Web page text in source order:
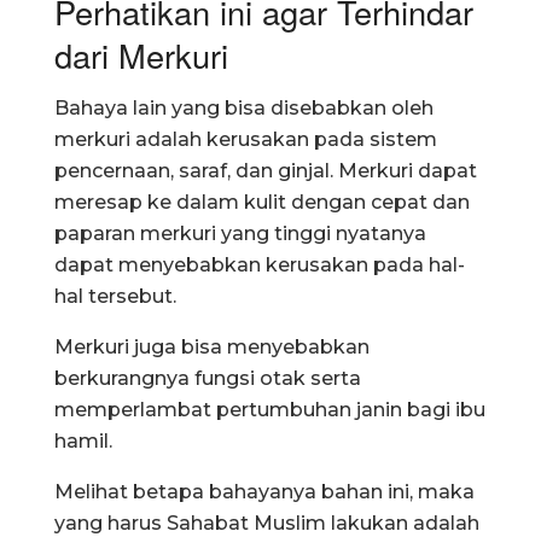
Perhatikan ini agar Terhindar
dari Merkuri
Bahaya lain yang bisa disebabkan oleh
merkuri adalah kerusakan pada sistem
pencernaan, saraf, dan ginjal. Merkuri dapat
meresap ke dalam kulit dengan cepat dan
paparan merkuri yang tinggi nyatanya
dapat menyebabkan kerusakan pada hal-
hal tersebut.
Merkuri juga bisa menyebabkan
berkurangnya fungsi otak serta
memperlambat pertumbuhan janin bagi ibu
hamil.
Melihat betapa bahayanya bahan ini, maka
yang harus Sahabat Muslim lakukan adalah